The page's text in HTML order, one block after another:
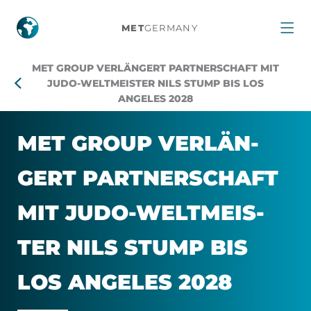
MET
verlängert
mit
Judo-
Weltmeister
Nils
Stump
METGERMANY
MET GROUP VERLÄNGERT PARTNERSCHAFT MIT
JUDO-WELTMEISTER NILS STUMP BIS LOS
ANGELES 2028
MET GROUP VER­LÄN­
GERT PART­NER­SCHAFT
MIT JU­DO-WELT­MEIS­
TER NILS STUMP BIS
LOS AN­GE­LES 2028